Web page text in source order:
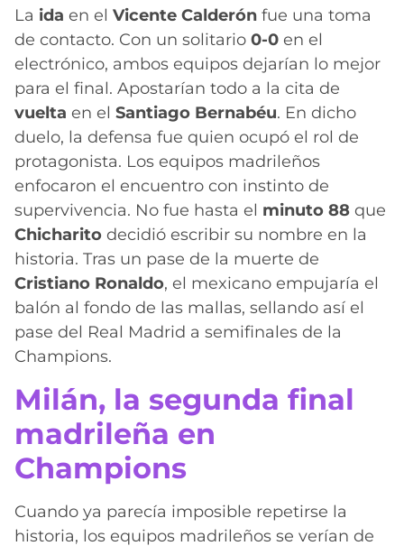
La ida en el Vicente Calderón fue una toma
de contacto. Con un solitario 0-0 en el
electrónico, ambos equipos dejarían lo mejor
para el final. Apostarían todo a la cita de
vuelta en el Santiago Bernabéu. En dicho
duelo, la defensa fue quien ocupó el rol de
protagonista. Los equipos madrileños
enfocaron el encuentro con instinto de
supervivencia. No fue hasta el minuto 88 que
Chicharito decidió escribir su nombre en la
historia. Tras un pase de la muerte de
Cristiano Ronaldo, el mexicano empujaría el
balón al fondo de las mallas, sellando así el
pase del Real Madrid a semifinales de la
Champions.
Milán, la segunda final
madrileña en
Champions
Cuando ya parecía imposible repetirse la
historia, los equipos madrileños se verían de